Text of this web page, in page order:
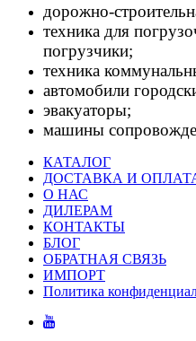
дорожно-
техника для
погрузчики;
техника
автомобили
эвакуаторы;
машины
КАТАЛОГ
ДОСТАВКА И
О НАС
ДИЛЕРАМ
КОНТАКТЫ
БЛОГ
ОБРАТНАЯ СВЯЗЬ
ИМПОРТ
Политика